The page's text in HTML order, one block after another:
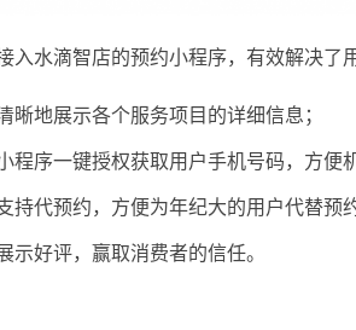
入水滴智店的预约小程序，有效解决了
晰地展示各个服务项目的详细信息；
程序一键授权获取用户手机号码，方便
持代预约，方便为年纪大的用户代替预约
示好评，赢取消费者的信任。